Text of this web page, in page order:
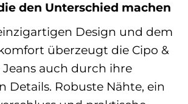
den Unterschied machen
Design und dem
überzeugt die Cipo &
Jeans auch durch ihre
Details. Robuste Nähte, ein